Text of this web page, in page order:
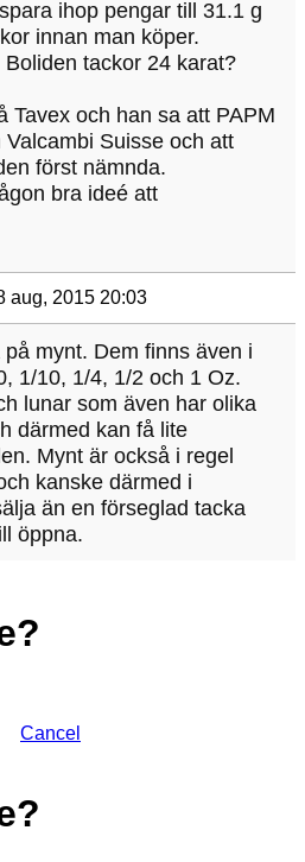
ihop pengar till 31.1 g
innan man köper.
tackor 24 karat?
Tavex och han sa att PAPM
Suisse och att
först nämnda.
bra ideé att
aug, 2015 20:03
mynt. Dem finns även i
1/10, 1/4, 1/2 och 1 Oz.
lunar som även har olika
därmed kan få lite
Mynt är också i regel
kanske därmed i
än en förseglad tacka
öppna.
Cancel